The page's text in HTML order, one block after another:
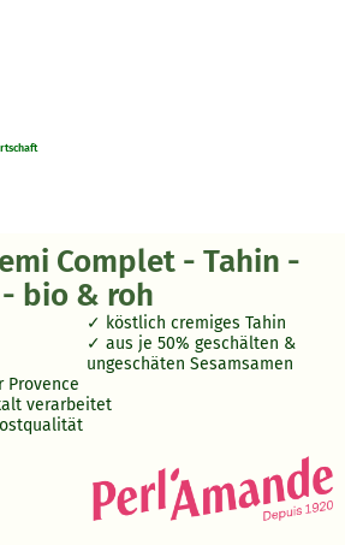
Complet - Tahin -
bio & roh
köstlich cremiges Tahin
aus je 50% geschälten &
ungeschäten Sesamsamen
Provence
verarbeitet